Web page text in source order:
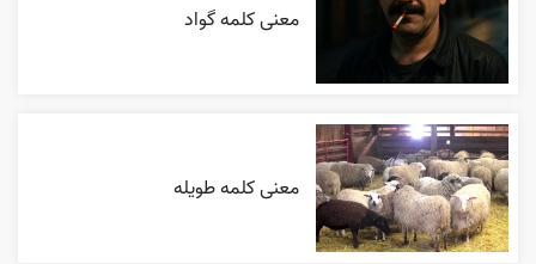
معنی کلمه گواد
معنی کلمه طویله